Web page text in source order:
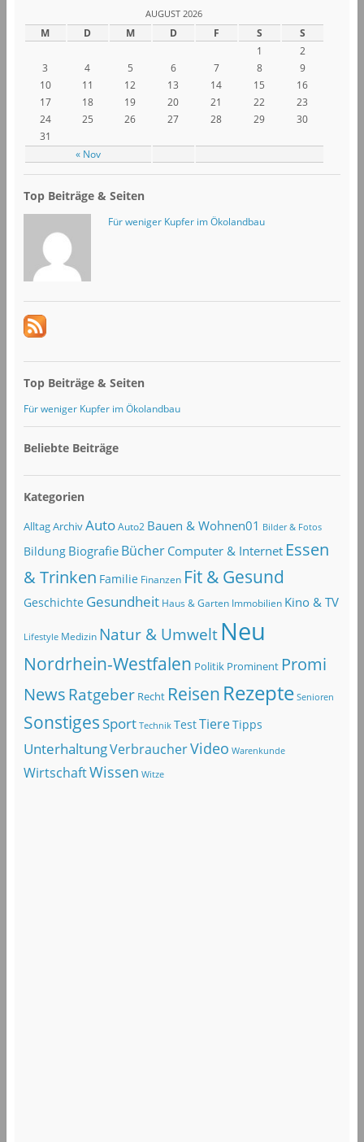
AUGUST 2026
M D M D F S S
« Nov
1
2
3
4 5 6 7 8
9
10
11 12 13 14 15
16
17
18 19 20 21 22
23
24
25 26 27 28 29
30
31
Top Beiträge & Seiten
Für weniger Kupfer im Ökolandbau
Top Beiträge & Seiten
Für weniger Kupfer im Ökolandbau
Beliebte Beiträge
Kategorien
AlltagArchivAuto Auto2 Bauen & Wohnen01 Bilder & Fotos
Bildung Biografie Bücher Computer & Internet Essen
& Trinken Familie Finanzen Fit & Gesund
Geschichte Gesundheit Haus & Garten Immobilien Kino & TV
Lifestyle Medizin Natur & Umwelt Neu
Nordrhein-Westfalen Politik Prominent Promi
NewsRatgeber Recht Reisen Rezepte Senioren
SonstigesSport Technik TestTiereTipps
UnterhaltungVerbraucherVideo Warenkunde
WirtschaftWissen Witze